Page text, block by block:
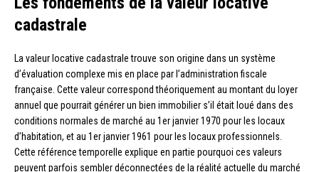
cadastrale
La valeur locative cadastrale trouve son origine dans un système
d’évaluation complexe mis en place par l’administration fiscale
française. Cette valeur correspond théoriquement au montant du loyer
annuel que pourrait générer un bien immobilier s’il était loué dans des
conditions normales de marché au 1er janvier 1970 pour les locaux
d’habitation, et au 1er janvier 1961 pour les locaux professionnels.
Cette référence temporelle explique en partie pourquoi ces valeurs
peuvent parfois sembler déconnectées de la réalité actuelle du marché